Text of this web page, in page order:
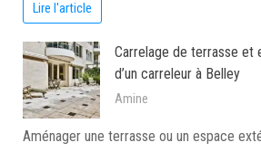
Lire l'article
Carrelage de terrasse et
d’un carreleur à Belley
Amine
Aménager une terrasse ou un espace